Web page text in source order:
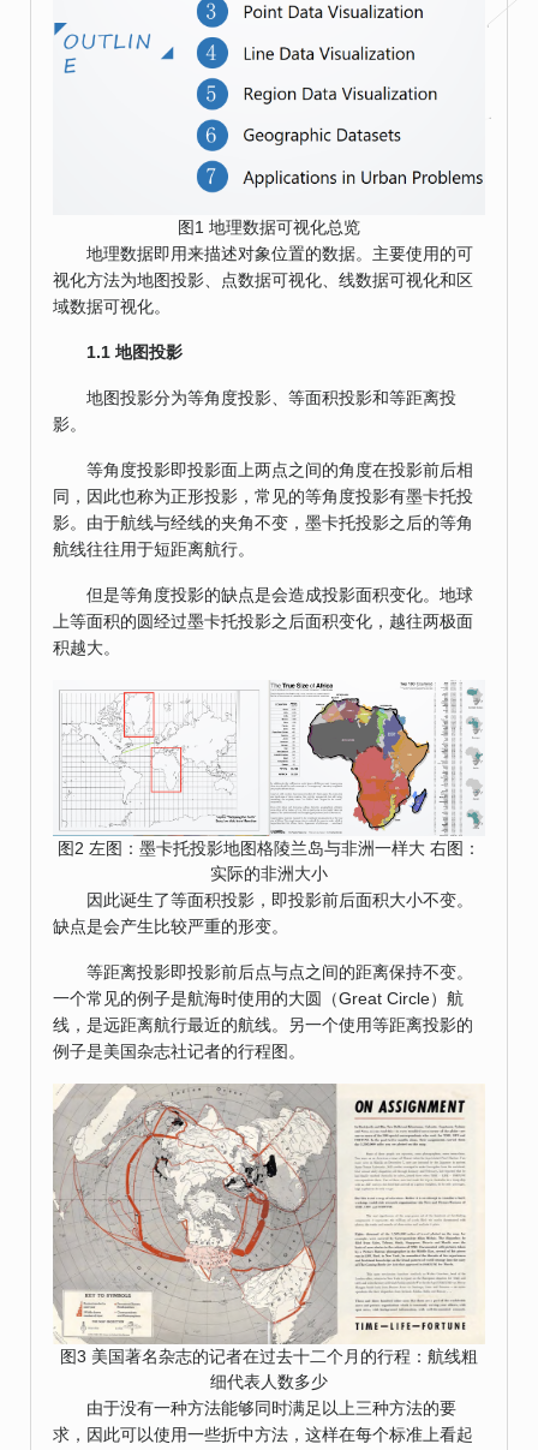
图1 地理数据可视化总览
地理数据即用来描述对象位置的数据。主要使用的可
视化方法为地图投影、点数据可视化、线数据可视化和区
域数据可视化。
1.1 地图投影
地图投影分为等角度投影、等面积投影和等距离投
影。
等角度投影即投影面上两点之间的角度在投影前后相
同，因此也称为正形投影，常见的等角度投影有墨卡托投
影。由于航线与经线的夹角不变，墨卡托投影之后的等角
航线往往用于短距离航行。
但是等角度投影的缺点是会造成投影面积变化。地球
上等面积的圆经过墨卡托投影之后面积变化，越往两极面
积越大。
图2 左图：墨卡托投影地图格陵兰岛与非洲一样大 右图：
实际的非洲大小
因此诞生了等面积投影，即投影前后面积大小不变。
缺点是会产生比较严重的形变。
等距离投影即投影前后点与点之间的距离保持不变。
一个常见的例子是航海时使用的大圆（Great Circle）航
线，是远距离航行最近的航线。另一个使用等距离投影的
例子是美国杂志社记者的行程图。
图3 美国著名杂志的记者在过去十二个月的行程：航线粗
细代表人数多少
由于没有一种方法能够同时满足以上三种方法的要
求，因此可以使用一些折中方法，这样在每个标准上看起